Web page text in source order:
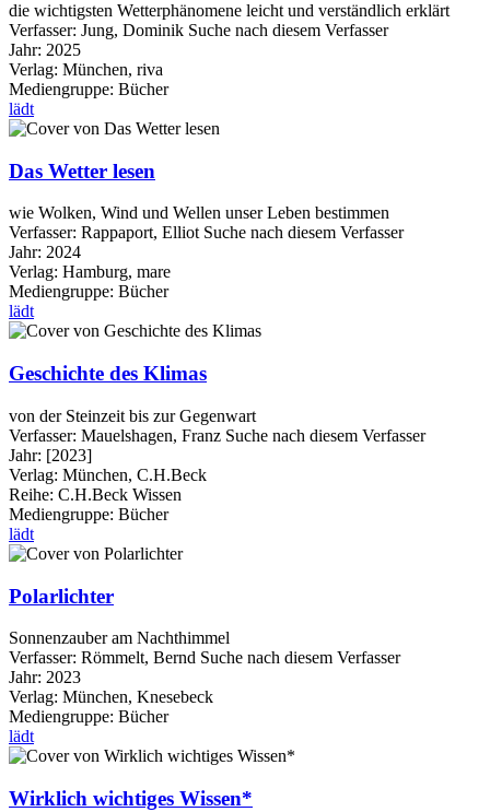
die wichtigsten Wetterphänomene leicht und verständlich erklärt
Verfasser: Jung, Dominik Suche nach diesem Verfasser
Jahr: 2025
Verlag: München, riva
Mediengruppe: Bücher
lädt
Das Wetter lesen
wie Wolken, Wind und Wellen unser Leben bestimmen
Verfasser: Rappaport, Elliot Suche nach diesem Verfasser
Jahr: 2024
Verlag: Hamburg, mare
Mediengruppe: Bücher
lädt
Geschichte des Klimas
von der Steinzeit bis zur Gegenwart
Verfasser: Mauelshagen, Franz Suche nach diesem Verfasser
Jahr: [2023]
Verlag: München, C.H.Beck
Reihe: C.H.Beck Wissen
Mediengruppe: Bücher
lädt
Polarlichter
Sonnenzauber am Nachthimmel
Verfasser: Römmelt, Bernd Suche nach diesem Verfasser
Jahr: 2023
Verlag: München, Knesebeck
Mediengruppe: Bücher
lädt
Wirklich wichtiges Wissen*